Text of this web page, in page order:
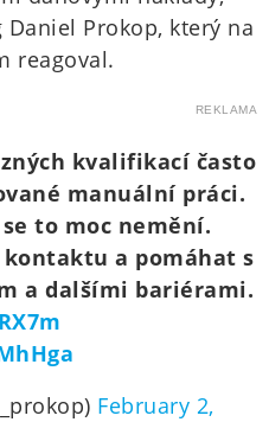
Prokop, který na
reagoval.
REKLAMA
kvalifikací často
manuální práci.
to moc nemění.
a pomáhat s
a dalšími bariérami.
February 2,